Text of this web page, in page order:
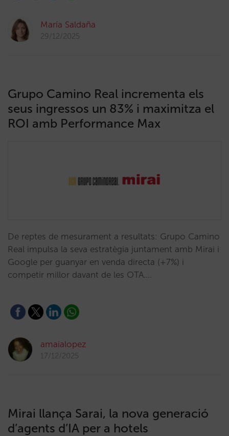
María Saldaña
29/12/2025
Grupo Camino Real incrementa els
seus ingressos un 83% i maximitza el
ROI amb Performance Max
De reptes de mesurament a resultats: Grupo Camino
Real impulsa la seva estratègia juntament amb Mirai i
Google per guanyar en venda directa (+7%) i
competir millor davant de les OTA.…
amaialopez
17/12/2025
Mirai llança Sarai, la nova generació
d’agents d’IA per a hotels